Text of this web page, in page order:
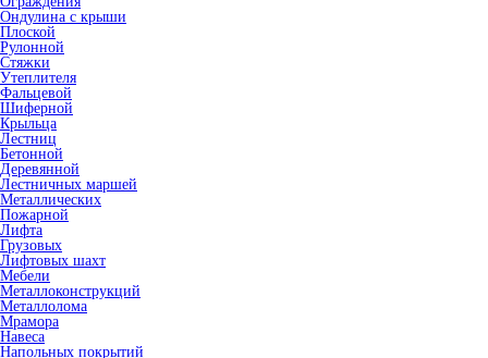
Ондулина с крыши
Плоской
Рулонной
Стяжки
Утеплителя
Фальцевой
Шиферной
Крыльца
Лестниц
Бетонной
Деревянной
Лестничных маршей
Металлических
Пожарной
Лифта
Грузовых
Лифтовых шахт
Мебели
Металлоконструкций
Металлолома
Мрамора
Навеса
Напольных покрытий